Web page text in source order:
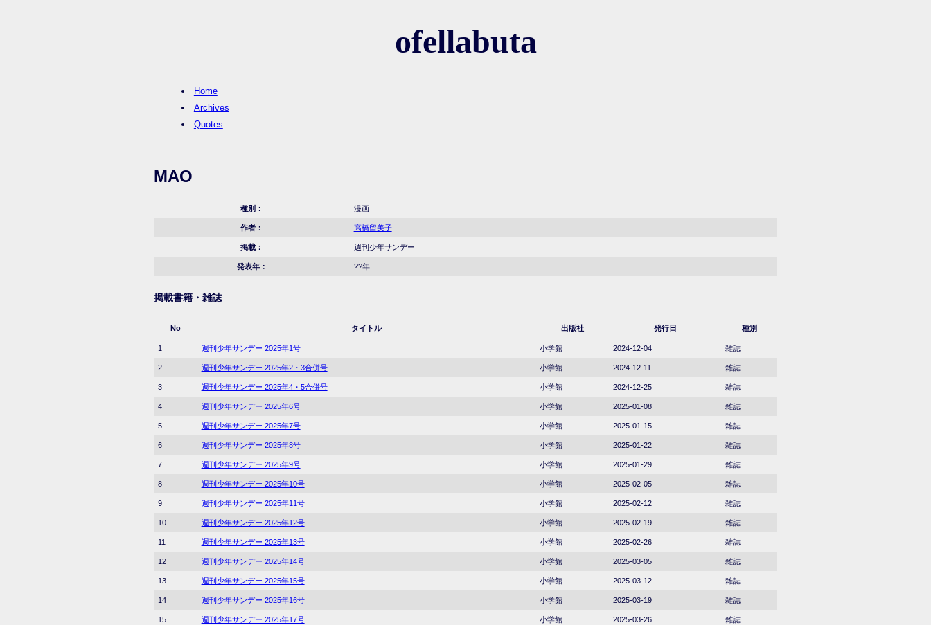
ofellabuta
Home
Archives
Quotes
MAO
種別： 漫画
作者： 高橋留美子
掲載： 週刊少年サンデー
発表年： ??年
掲載書籍・雑誌
No タイトル 出版社 発行日 種別
1 週刊少年サンデー 2025年1号 小学館 2024-12-04 雑誌
2 週刊少年サンデー 2025年2・3合併号 小学館 2024-12-11 雑誌
3 週刊少年サンデー 2025年4・5合併号 小学館 2024-12-25 雑誌
4 週刊少年サンデー 2025年6号 小学館 2025-01-08 雑誌
5 週刊少年サンデー 2025年7号 小学館 2025-01-15 雑誌
6 週刊少年サンデー 2025年8号 小学館 2025-01-22 雑誌
7 週刊少年サンデー 2025年9号 小学館 2025-01-29 雑誌
8 週刊少年サンデー 2025年10号 小学館 2025-02-05 雑誌
9 週刊少年サンデー 2025年11号 小学館 2025-02-12 雑誌
10 週刊少年サンデー 2025年12号 小学館 2025-02-19 雑誌
11 週刊少年サンデー 2025年13号 小学館 2025-02-26 雑誌
12 週刊少年サンデー 2025年14号 小学館 2025-03-05 雑誌
13 週刊少年サンデー 2025年15号 小学館 2025-03-12 雑誌
14 週刊少年サンデー 2025年16号 小学館 2025-03-19 雑誌
15 週刊少年サンデー 2025年17号 小学館 2025-03-26 雑誌